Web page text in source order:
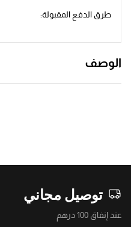
طرق الدفع المقبولة:
الوصف
توصيل مجاني
عند إنفاق 100 درهم